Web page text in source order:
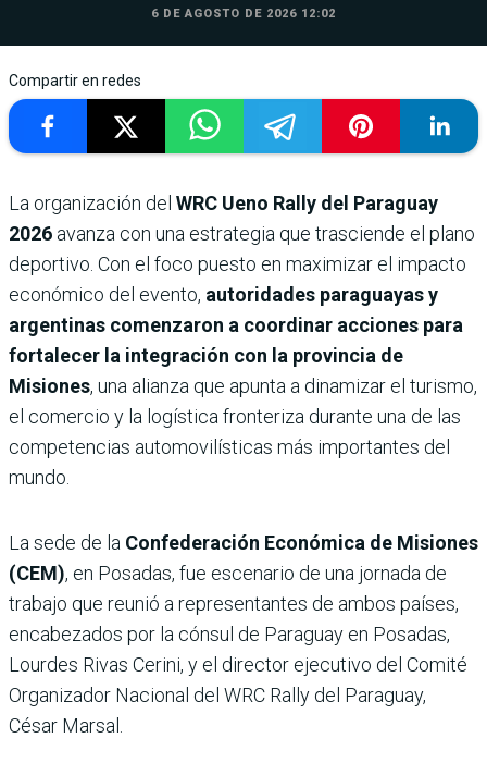
6 DE AGOSTO DE 2026 12:02
Compartir en redes
La organización del WRC Ueno Rally del Paraguay
2026 avanza con una estrategia que trasciende el plano
deportivo. Con el foco puesto en maximizar el impacto
económico del evento, autoridades paraguayas y
argentinas comenzaron a coordinar acciones para
fortalecer la integración con la provincia de
Misiones, una alianza que apunta a dinamizar el turismo,
el comercio y la logística fronteriza durante una de las
competencias automovilísticas más importantes del
mundo.
La sede de la Confederación Económica de Misiones
(CEM), en Posadas, fue escenario de una jornada de
trabajo que reunió a representantes de ambos países,
encabezados por la cónsul de Paraguay en Posadas,
Lourdes Rivas Cerini, y el director ejecutivo del Comité
Organizador Nacional del WRC Rally del Paraguay,
César Marsal.